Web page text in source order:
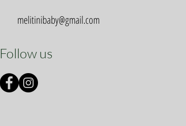
melitinibaby@gmail.com
Follow us